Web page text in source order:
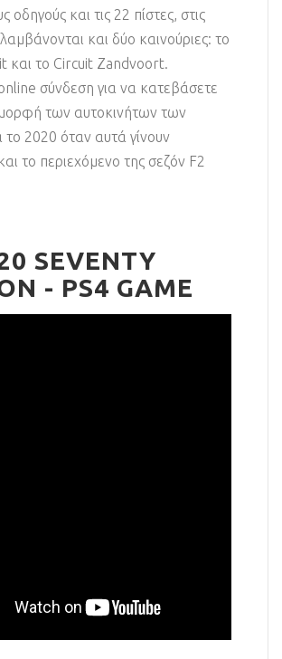
οδηγούς και τις 22 πίστες, στις
και δύο καινούριες: το
και το Circuit Zandvoort.
online σύνδεση για να κατεβάσετε
μορφή των αυτοκινήτων των
2020 όταν αυτά γίνουν
το περιεχόμενο της σεζόν F2
SEVENTY
- PS4 GAME